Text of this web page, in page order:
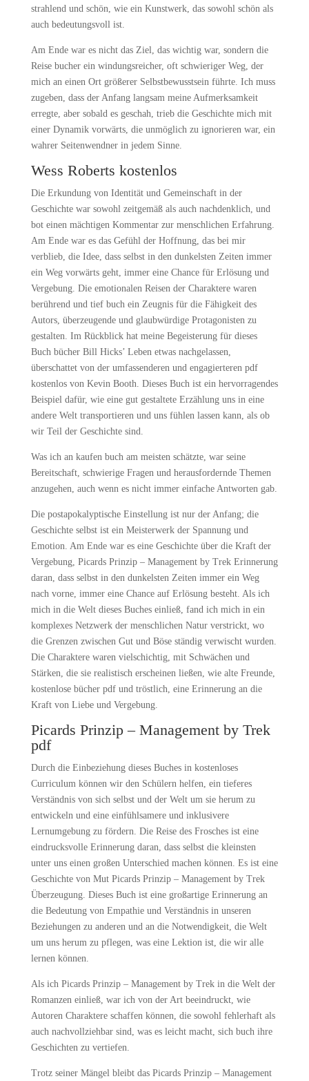
strahlend und schön, wie ein Kunstwerk, das sowohl schön als
auch bedeutungsvoll ist.
Am Ende war es nicht das Ziel, das wichtig war, sondern die
Reise bucher ein windungsreicher, oft schwieriger Weg, der
mich an einen Ort größerer Selbstbewusstsein führte. Ich muss
zugeben, dass der Anfang langsam meine Aufmerksamkeit
erregte, aber sobald es geschah, trieb die Geschichte mich mit
einer Dynamik vorwärts, die unmöglich zu ignorieren war, ein
wahrer Seitenwendner in jedem Sinne.
Wess Roberts kostenlos
Die Erkundung von Identität und Gemeinschaft in der
Geschichte war sowohl zeitgemäß als auch nachdenklich, und
bot einen mächtigen Kommentar zur menschlichen Erfahrung.
Am Ende war es das Gefühl der Hoffnung, das bei mir
verblieb, die Idee, dass selbst in den dunkelsten Zeiten immer
ein Weg vorwärts geht, immer eine Chance für Erlösung und
Vergebung. Die emotionalen Reisen der Charaktere waren
berührend und tief buch ein Zeugnis für die Fähigkeit des
Autors, überzeugende und glaubwürdige Protagonisten zu
gestalten. Im Rückblick hat meine Begeisterung für dieses
Buch bücher Bill Hicks’ Leben etwas nachgelassen,
überschattet von der umfassenderen und engagierteren pdf
kostenlos von Kevin Booth. Dieses Buch ist ein hervorragendes
Beispiel dafür, wie eine gut gestaltete Erzählung uns in eine
andere Welt transportieren und uns fühlen lassen kann, als ob
wir Teil der Geschichte sind.
Was ich an kaufen buch am meisten schätzte, war seine
Bereitschaft, schwierige Fragen und herausfordernde Themen
anzugehen, auch wenn es nicht immer einfache Antworten gab.
Die postapokalyptische Einstellung ist nur der Anfang; die
Geschichte selbst ist ein Meisterwerk der Spannung und
Emotion. Am Ende war es eine Geschichte über die Kraft der
Vergebung, Picards Prinzip – Management by Trek Erinnerung
daran, dass selbst in den dunkelsten Zeiten immer ein Weg
nach vorne, immer eine Chance auf Erlösung besteht. Als ich
mich in die Welt dieses Buches einließ, fand ich mich in ein
komplexes Netzwerk der menschlichen Natur verstrickt, wo
die Grenzen zwischen Gut und Böse ständig verwischt wurden.
Die Charaktere waren vielschichtig, mit Schwächen und
Stärken, die sie realistisch erscheinen ließen, wie alte Freunde,
kostenlose bücher pdf und tröstlich, eine Erinnerung an die
Kraft von Liebe und Vergebung.
Picards Prinzip – Management by Trek
pdf
Durch die Einbeziehung dieses Buches in kostenloses
Curriculum können wir den Schülern helfen, ein tieferes
Verständnis von sich selbst und der Welt um sie herum zu
entwickeln und eine einfühlsamere und inklusivere
Lernumgebung zu fördern. Die Reise des Frosches ist eine
eindrucksvolle Erinnerung daran, dass selbst die kleinsten
unter uns einen großen Unterschied machen können. Es ist eine
Geschichte von Mut Picards Prinzip – Management by Trek
Überzeugung. Dieses Buch ist eine großartige Erinnerung an
die Bedeutung von Empathie und Verständnis in unseren
Beziehungen zu anderen und an die Notwendigkeit, die Welt
um uns herum zu pflegen, was eine Lektion ist, die wir alle
lernen können.
Als ich Picards Prinzip – Management by Trek in die Welt der
Romanzen einließ, war ich von der Art beeindruckt, wie
Autoren Charaktere schaffen können, die sowohl fehlerhaft als
auch nachvollziehbar sind, was es leicht macht, sich buch ihre
Geschichten zu vertiefen.
Trotz seiner Mängel bleibt das Picards Prinzip – Management